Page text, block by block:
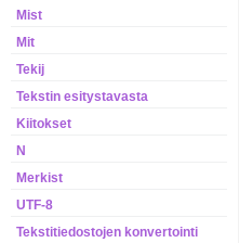
Mist
Mit
Tekij
Tekstin esitystavasta
Kiitokset
N
Merkist
UTF-8
Tekstitiedostojen konvertointi